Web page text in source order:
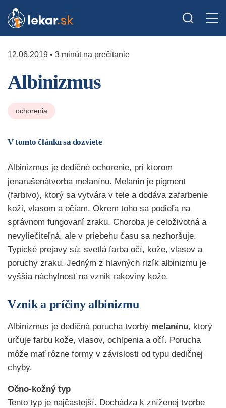
12.06.2019 • 3 minút na prečítanie
Albinizmus
ochorenia
V tomto článku sa dozviete
Albinizmus je dedičné ochorenie, pri ktorom
jenarušenátvorba melanínu. Melanín je pigment
(farbivo), ktorý sa vytvára v tele a dodáva zafarbenie
koži, vlasom a očiam. Okrem toho sa podieľa na
správnom fungovaní zraku. Choroba je celoživotná a
nevyliečiteľná, ale v priebehu času sa nezhoršuje.
Typické prejavy sú: svetlá farba očí, kože, vlasov a
poruchy zraku. Jedným z hlavných rizík albinizmu je
vyššia náchylnosť na vznik rakoviny kože.
Vznik a príčiny albinizmu
Albinizmus je dedičná porucha tvorby melanínu, ktorý
určuje farbu kože, vlasov, ochlpenia a očí. Porucha
môže mať rôzne formy v závislosti od typu dedičnej
chyby.
Očno-kožný typ
Tento typ je najčastejší. Dochádza k zníženej tvorbe